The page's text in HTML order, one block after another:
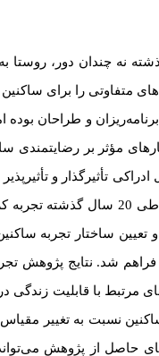
نه چندان دور،
متفاوتی را برای
و طراحان
مؤثر بر رضایتمندی
ادراکی تأثیرگذار و
و اصیل کوچه‌های هسته اولیه
ساختار تجربه
فراهم شد. نتایج پژوهش
با قابلیت زندگی
نسبت به تغییر
حاصل از پژوهش